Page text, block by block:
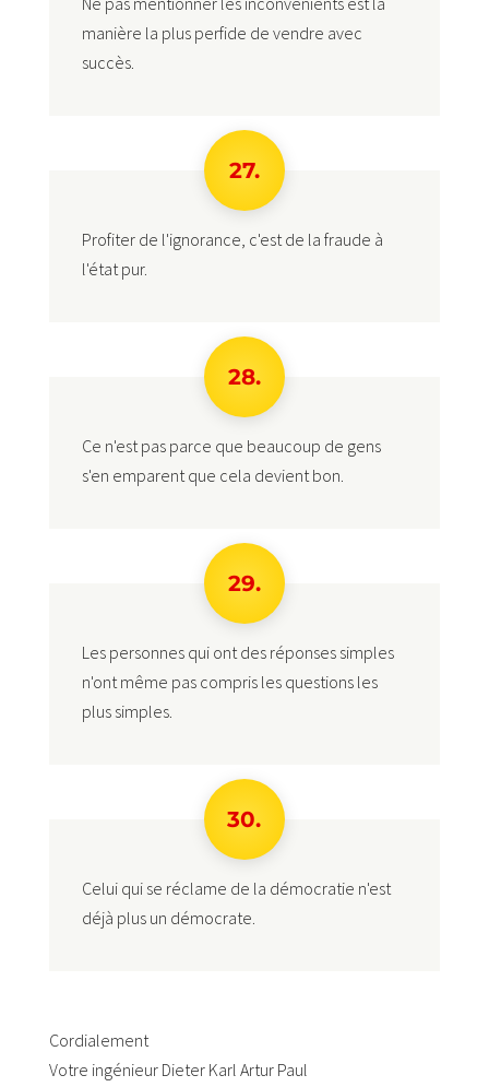
manière la plus perfide de vendre avec
succès.
27.
Profiter de l'ignorance, c'est de la fraude à
l'état pur.
28.
Ce n'est pas parce que beaucoup de gens
s'en emparent que cela devient bon.
29.
Les personnes qui ont des réponses simples
n'ont même pas compris les questions les
plus simples.
30.
Celui qui se réclame de la démocratie n'est
déjà plus un démocrate.
Cordialement
Votre ingénieur Dieter Karl Artur Paul